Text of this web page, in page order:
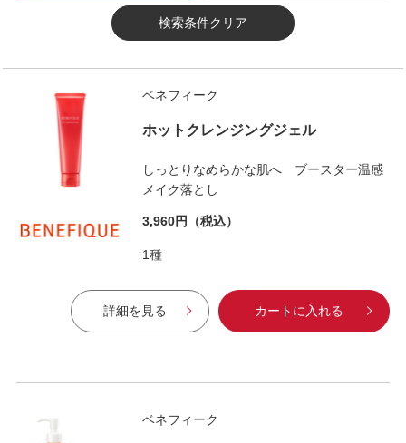
検索条件クリア
ベネフィーク
ホットクレンジングジェル
しっとりなめらかな肌へ ブースター温感
メイク落とし
3,960円 （税込）
1種
詳細を見る カートに入れる
ベネフィーク